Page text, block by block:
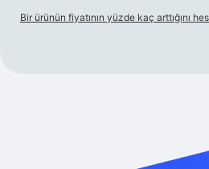
Bir ürünün fiyatının yüzde kaç arttığını